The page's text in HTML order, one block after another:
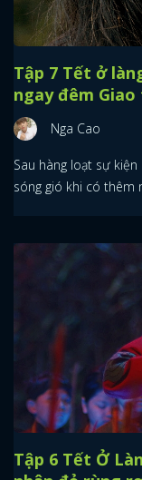
Tập 7 Tết ở
ngay đêm
Nga Cao
Sau hàng loạt sự
sóng gió khi có thêm
Tập 6 Tết Ở